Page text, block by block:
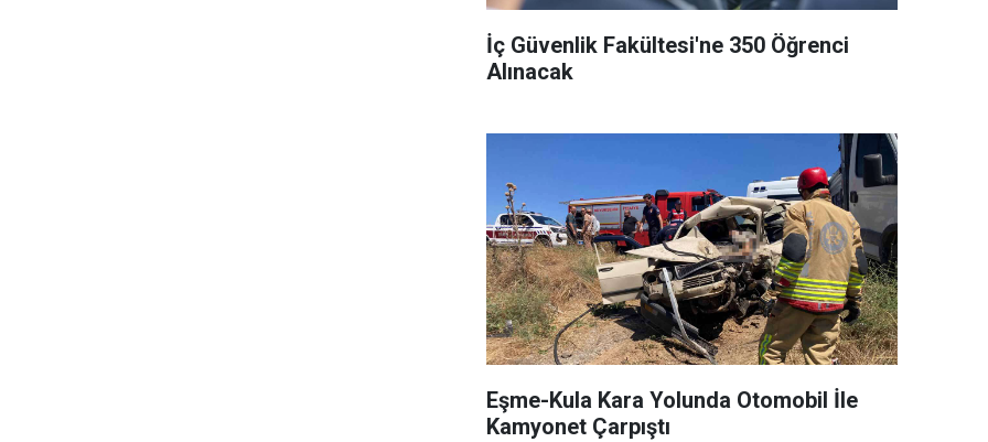
İç Güvenlik Fakültesi'ne 350 Öğrenci
Alınacak
Eşme-Kula Kara Yolunda Otomobil İle
Kamyonet Çarpıştı